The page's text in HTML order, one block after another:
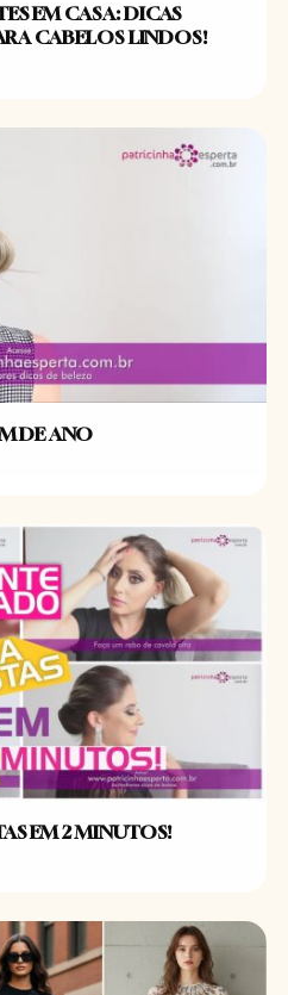
EM CASA: DICAS
CABELOS LINDOS!
DE ANO
EM 2 MINUTOS!